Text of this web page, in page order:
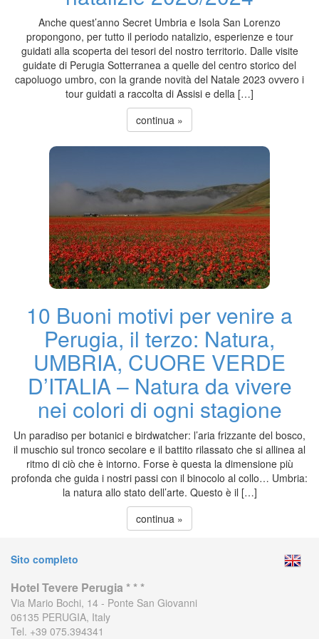
Anche quest’anno Secret Umbria e Isola San Lorenzo
propongono, per tutto il periodo natalizio, esperienze e tour
guidati alla scoperta dei tesori del nostro territorio. Dalle visite
guidate di Perugia Sotterranea a quelle del centro storico del
capoluogo umbro, con la grande novità del Natale 2023 ovvero i
tour guidati a raccolta di Assisi e della […]
continua »
10 Buoni motivi per venire a
Perugia, il terzo: Natura,
UMBRIA, CUORE VERDE
D’ITALIA – Natura da vivere
nei colori di ogni stagione
Un paradiso per botanici e birdwatcher: l’aria frizzante del bosco,
il muschio sul tronco secolare e il battito rilassato che si allinea al
ritmo di ciò che è intorno. Forse è questa la dimensione più
profonda che guida i nostri passi con il binocolo al collo… Umbria:
la natura allo stato dell’arte. Questo è il […]
continua »
Sito completo
Hotel Tevere Perugia * * *
Via Mario Bochi, 14 - Ponte San Giovanni
06135 PERUGIA, Italy
Tel. +39 075.394341